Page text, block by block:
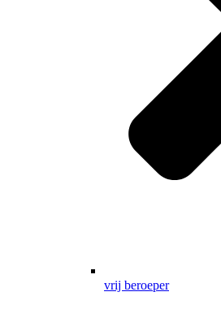
vrij beroeper